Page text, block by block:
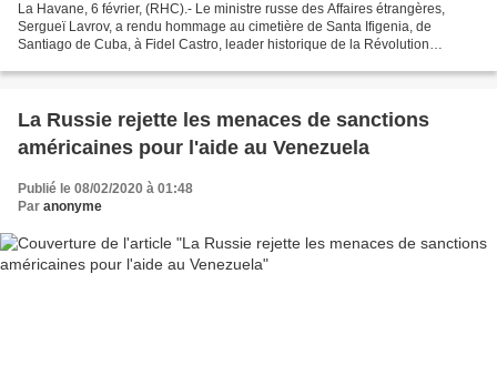
La Havane, 6 février, (RHC).- Le ministre russe des Affaires étrangères,
Sergueï Lavrov, a rendu hommage au cimetière de Santa Ifigenia, de
Santiago de Cuba, à Fidel Castro, leader historique de la Révolution
La Russie rejette les menaces de sanctions
américaines pour l'aide au Venezuela
Publié le 08/02/2020 à 01:48
Par anonyme